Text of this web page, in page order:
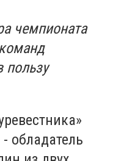
чемпионата
пользу
обладатель